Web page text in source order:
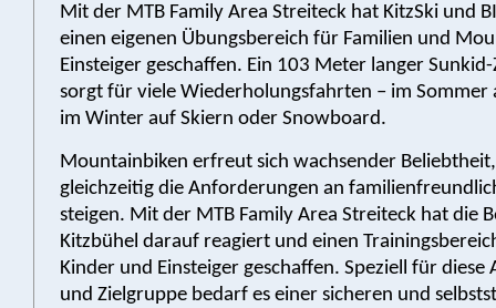
Mit der MTB Family Area Streiteck hat KitzSki und
einen eigenen Übungsbereich für Familien und
Einsteiger geschaffen. Ein 103 Meter langer
sorgt für viele Wiederholungsfahrten – im Sommer
im Winter auf Skiern oder Snowboard.
Mountainbiken erfreut sich wachsender
gleichzeitig die Anforderungen an
steigen. Mit der MTB Family Area Streiteck hat die
Kitzbühel darauf reagiert und einen
Kinder und Einsteiger geschaffen. Speziell für diese
und Zielgruppe bedarf es einer sicheren und